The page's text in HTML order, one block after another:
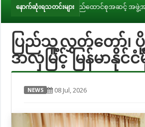
နောက်ဆုံးရသတင်းများ
ောင်စုအဆင့် အဖွဲ့အစည်းများ၊ ဝန်ကြီးဌာနမျ
ပြည်သူ့လွှတ်တော်၊ ပို့
ဒာလှမြင့် မြန်မာနို
NEWS 08 Jul, 2026